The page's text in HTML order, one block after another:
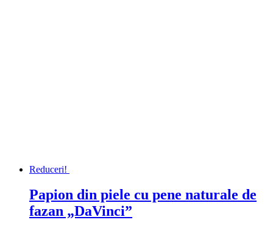
Reduceri!
Papion din piele cu pene naturale de
fazan „DaVinci”